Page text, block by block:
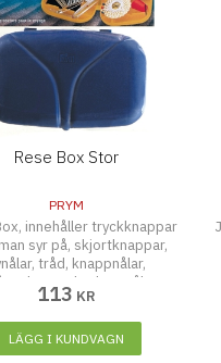
Rese Box Stor
PRYM
innehåller tryckknappar
syr på, skjortknappar,
tråd, knappnålar,
säkerhetsnål, sax
måttband, sprättare,
extra trådfärger.
113 KR
LÄGG I KUNDVAGN